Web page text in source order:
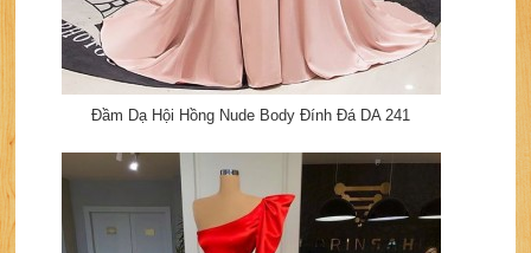
Đầm Dạ Hội Hồng Nude Body Đính Đá DA 241